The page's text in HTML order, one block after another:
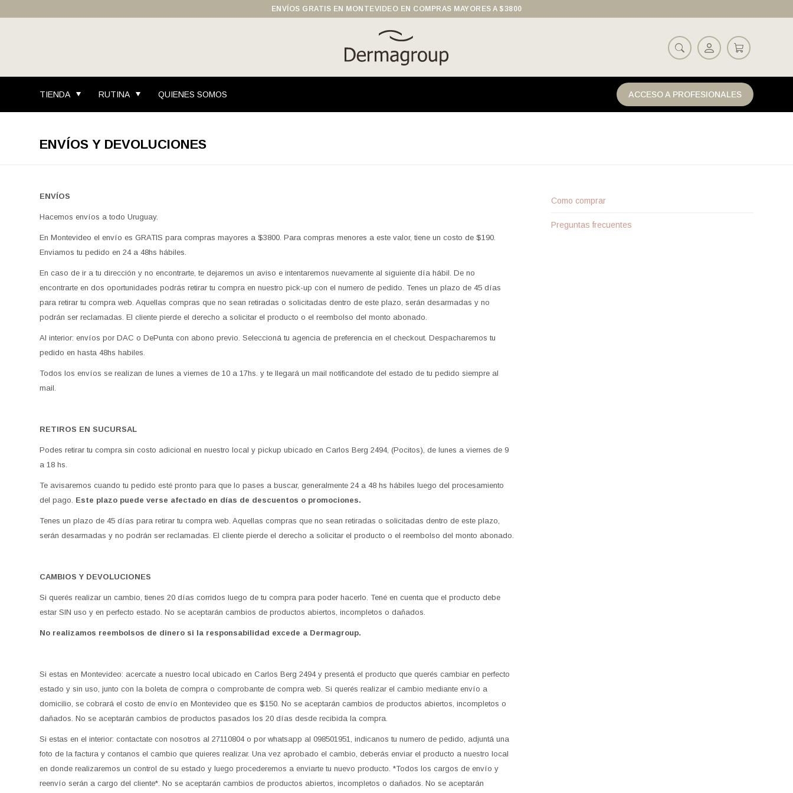
TIENDA RUTINA QUIENES SOMOS ACCESO A PROFESIONALES
ENVÍOS GRATIS EN MONTEVIDEO EN COMPRAS MAYORES A $3800
ENVÍOS Y DEVOLUCIONES
ENVÍOS
Hacemos envíos a todo Uruguay.
En Montevideo el envío es GRATIS para compras mayores a $3800. Para compras menores a este valor, tiene un costo de $190.
Enviamos tu pedido en 24 a 48hs hábiles.
En caso de ir a tu dirección y no encontrarte, te dejaremos un aviso e intentaremos nuevamente al siguiente día hábil. De no
encontrarte en dos oportunidades podrás retirar tu compra en nuestro pick-up con el numero de pedido. Tenes un plazo de 45 días
para retirar tu compra web. Aquellas compras que no sean retiradas o solicitadas dentro de este plazo, serán desarmadas y no
podrán ser reclamadas. El cliente pierde el derecho a solicitar el producto o el reembolso del monto abonado.
Al interior: envíos por DAC o DePunta con abono previo. Seleccioná tu agencia de preferencia en el checkout. Despacharemos tu
pedido en hasta 48hs habiles.
Todos los envíos se realizan de lunes a viernes de 10 a 17hs. y te llegará un mail notificandote del estado de tu pedido siempre al
mail.
RETIROS EN SUCURSAL
Podes retirar tu compra sin costo adicional en nuestro local y pickup ubicado en Carlos Berg 2494, (Pocitos), de lunes a viernes de 9
a 18 hs.
Te avisaremos cuando tu pedido esté pronto para que lo pases a buscar, generalmente 24 a 48 hs hábiles luego del procesamiento
del pago. Este plazo puede verse afectado en días de descuentos o promociones.
Tenes un plazo de 45 días para retirar tu compra web. Aquellas compras que no sean retiradas o solicitadas dentro de este plazo,
serán desarmadas y no podrán ser reclamadas. El cliente pierde el derecho a solicitar el producto o el reembolso del monto abonado.
CAMBIOS Y DEVOLUCIONES
Si querés realizar un cambio, tienes 20 días corridos luego de tu compra para poder hacerlo. Tené en cuenta que el producto debe
estar SIN uso y en perfecto estado. No se aceptarán cambios de productos abiertos, incompletos o dañados.
No realizamos reembolsos de dinero si la responsabilidad excede a Dermagroup.
Si estas en Montevideo: acercate a nuestro local ubicado en Carlos Berg 2494 y presentá el producto que querés cambiar en perfecto
estado y sin uso, junto con la boleta de compra o comprobante de compra web. Si querés realizar el cambio mediante envío a
domicilio, se cobrará el costo de envío en Montevideo que es $150. No se aceptarán cambios de productos abiertos, incompletos o
dañados. No se aceptarán cambios de productos pasados los 20 días desde recibida la compra.
Si estas en el interior: contactate con nosotros al 27110804 o por whatsapp al 098501951, indicanos tu numero de pedido, adjuntá una
foto de la factura y contanos el cambio que quieres realizar. Una vez aprobado el cambio, deberás enviar el producto a nuestro local
en donde realizaremos un control de su estado y luego procederemos a enviarte tu nuevo producto. *Todos los cargos de envío y
reenvío serán a cargo del cliente*. No se aceptarán cambios de productos abiertos, incompletos o dañados. No se aceptarán
Como comprar
Preguntas frecuentes